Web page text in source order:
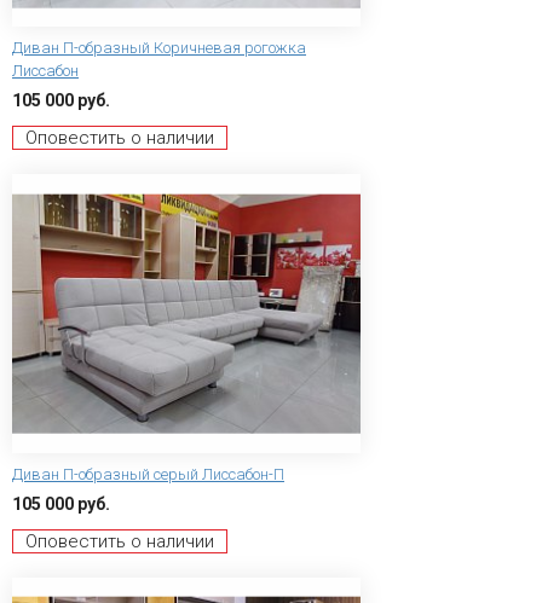
Диван П-образный Коричневая рогожка
Лиссабон
105 000 руб.
Оповестить о наличии
Диван П-образный серый Лиссабон-П
105 000 руб.
Оповестить о наличии